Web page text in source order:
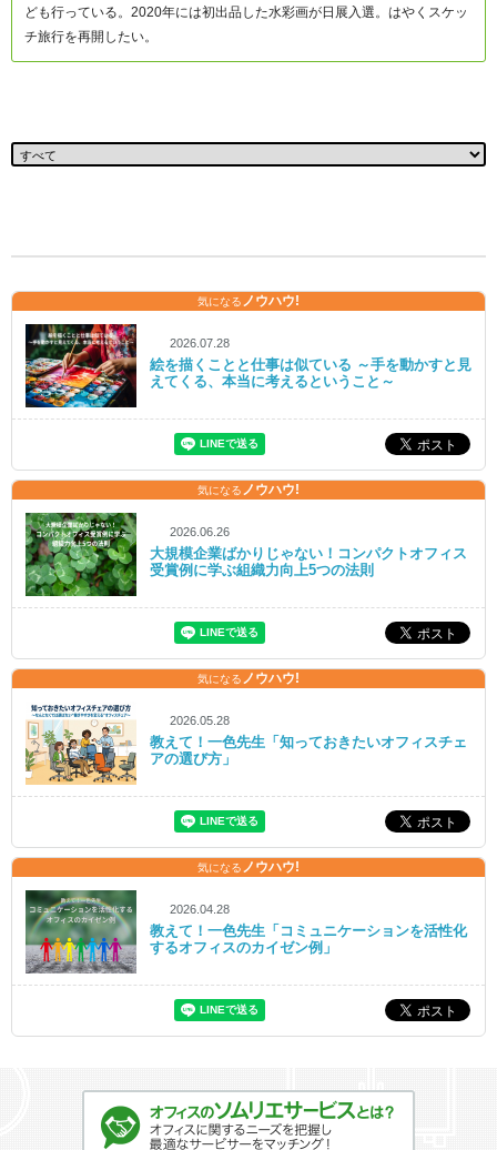
ども行っている。2020年には初出品した水彩画が日展入選。はやくスケッ
チ旅行を再開したい。
気になる ノウハウ!
2026.07.28
絵を描くことと仕事は似ている ～手を動かすと見
えてくる、本当に考えるということ～
気になる ノウハウ!
2026.06.26
大規模企業ばかりじゃない！コンパクトオフィス
受賞例に学ぶ組織力向上5つの法則
気になる ノウハウ!
2026.05.28
教えて！一色先生「知っておきたいオフィスチェ
アの選び方」
気になる ノウハウ!
2026.04.28
教えて！一色先生「コミュニケーションを活性化
するオフィスのカイゼン例」